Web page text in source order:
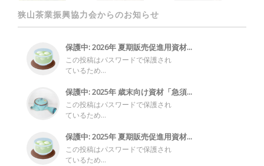
狭山茶業振興協力会からのお知らせ
保護中: 2026年 夏期販売促進用資材...
この投稿はパスワードで保護され
ているため...
保護中: 2025年 歳末向け資材「急須...
この投稿はパスワードで保護され
ているため...
保護中: 2025年 夏期販売促進用資材...
この投稿はパスワードで保護され
ているため...